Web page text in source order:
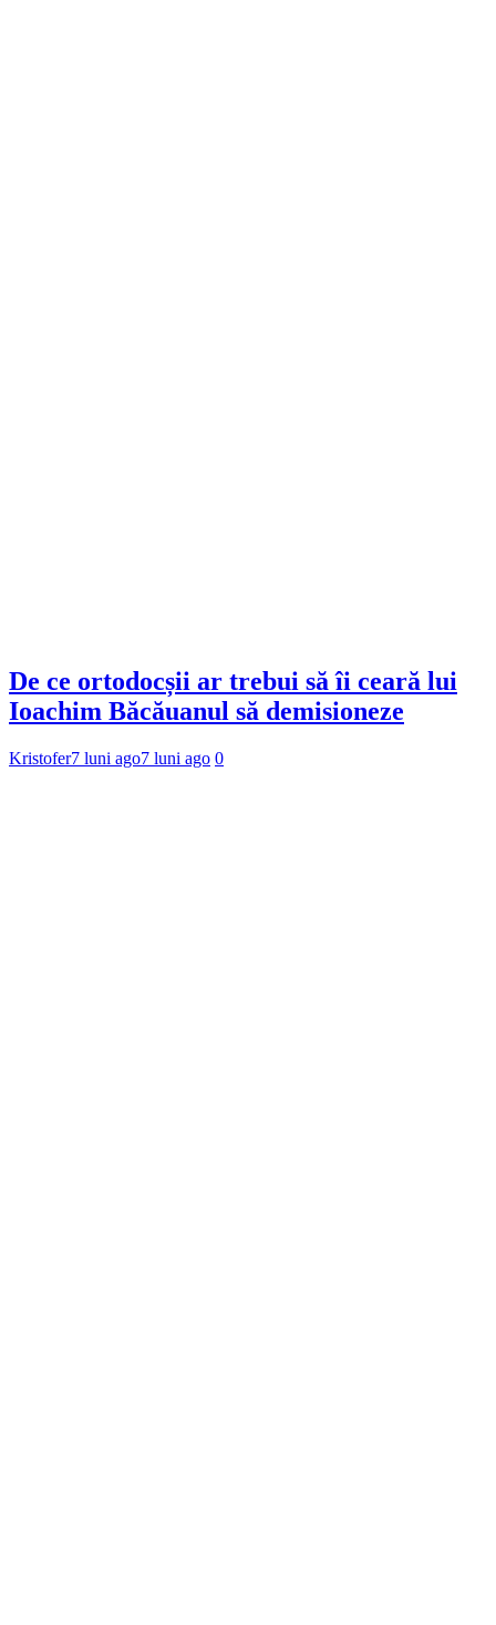
De ce ortodocșii ar trebui să îi ceară lui
Ioachim Băcăuanul să demisioneze
Kristofer7 luni ago7 luni ago 0